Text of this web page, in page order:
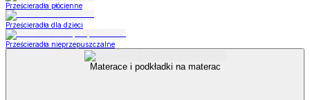
Prześcieradła płócienne
Prześcieradła dla dzieci
Prześcieradła nieprzepuszczalne
Materace i podkładki na materac